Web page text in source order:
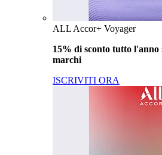
ALL Accor+ Voyager
15% di sconto tutto l'anno
marchi
ISCRIVITI ORA